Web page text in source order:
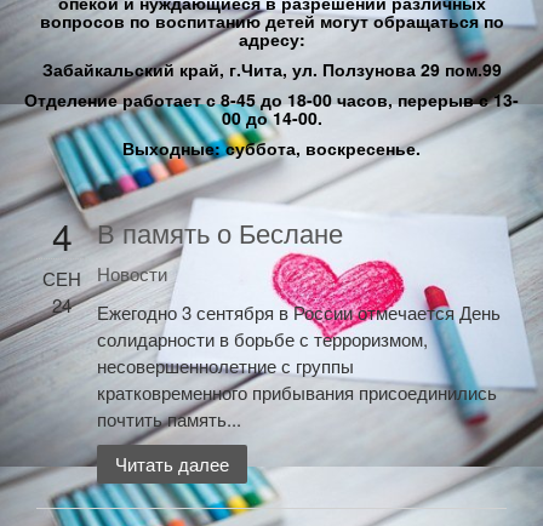
вопросов по воспитанию детей могут обращаться по
адресу:
Забайкальский край, г.Чита, ул. Ползунова 29 пом.99
Отделение работает с 8-45 до 18-00 часов, перерыв с 13-
00 до 14-00.
Выходные: суббота, воскресенье.
4
СЕН
24
В память о Беслане
Новости
Ежегодно 3 сентября в России отмечается День
солидарности в борьбе с терроризмом,
несовершеннолетние с группы
кратковременного прибывания присоединились
почтить память...
Читать далее